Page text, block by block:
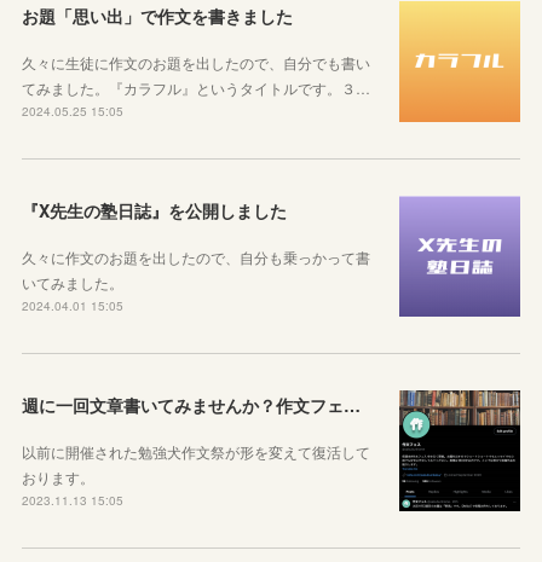
お題「思い出」で作文を書きました
久々に生徒に作文のお題を出したので、自分でも書い
てみました。『カラフル』というタイトルです。３…
2024.05.25 15:05
『X先生の塾日誌』を公開しました
久々に作文のお題を出したので、自分も乗っかって書
いてみました。
2024.04.01 15:05
週に一回文章書いてみませんか？作文フェス開催しています
以前に開催された勉強犬作文祭が形を変えて復活して
おります。
2023.11.13 15:05